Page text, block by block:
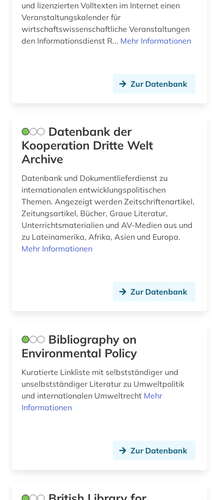
ausrüstung (1)
ausschreibung (1)
autobiografie (2)
autobiographie (1)
automatic engineering information (1)
automatische sprachanalyse (1)
automatische sprachproduktion (1)
außenpolitik (7)
außerkanoische traktate (1)
ayurveda (1)
balneologie (1)
und lizenzierten Volltexten im Internet einen
Veranstaltungskalender für
wirtschaftswissenschaftliche Veranstaltungen
den Informationsdienst R... Mehr Informationen
Zur Datenbank
Datenbank der
Kooperation Dritte Welt
Archive
Datenbank und Dokumentlieferdienst zu
internationalen entwicklungspolitischen
Themen. Angezeigt werden Zeitschriftenartikel,
Zeitungsartikel, Bücher, Graue Literatur,
Unterrichtsmaterialien und AV-Medien aus und
zu Lateinamerika, Afrika, Asien und Europa.
Mehr Informationen
Zur Datenbank
Bibliography on
Environmental Policy
Kuratierte Linkliste mit selbstständiger und
unselbstständiger Literatur zu Umweltpolitik
und internationalen Umweltrecht Mehr
Informationen
Zur Datenbank